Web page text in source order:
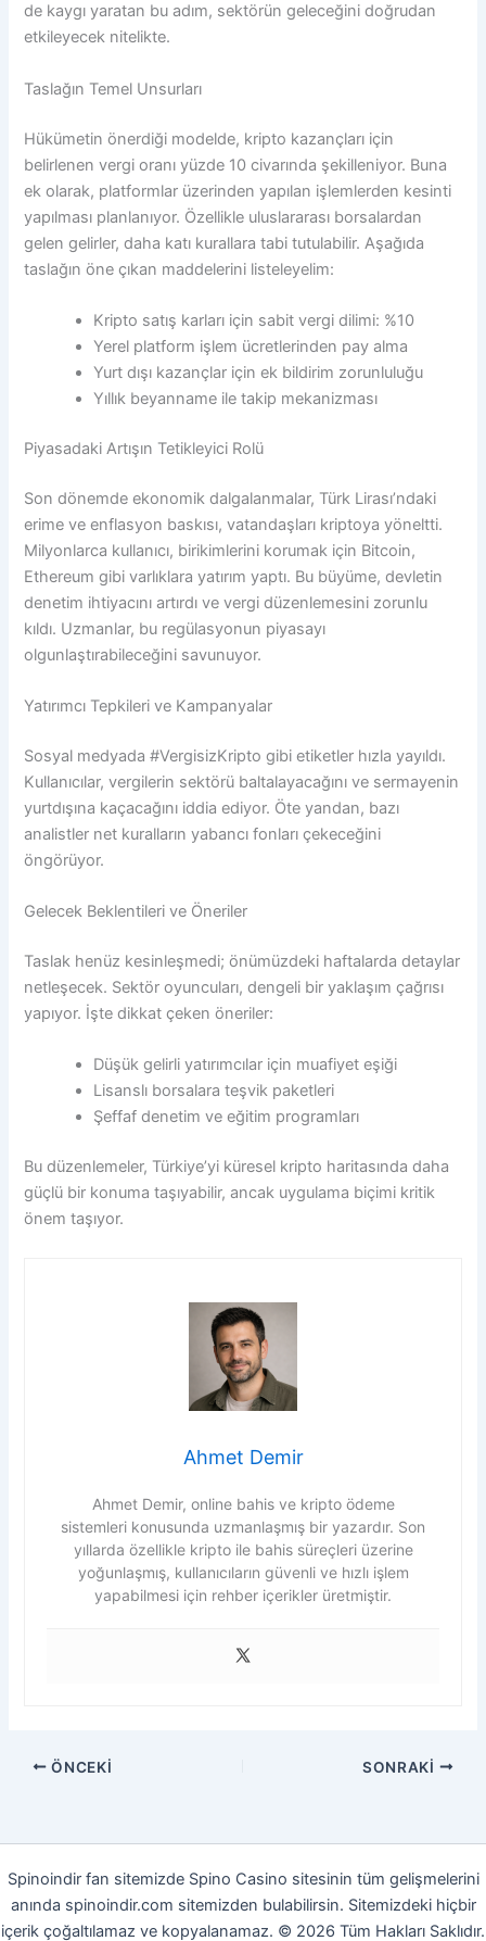
de kaygı yaratan bu adım, sektörün geleceğini doğrudan
etkileyecek nitelikte.
Taslağın Temel Unsurları
Hükümetin önerdiği modelde, kripto kazançları için
belirlenen vergi oranı yüzde 10 civarında şekilleniyor. Buna
ek olarak, platformlar üzerinden yapılan işlemlerden kesinti
yapılması planlanıyor. Özellikle uluslararası borsalardan
gelen gelirler, daha katı kurallara tabi tutulabilir. Aşağıda
taslağın öne çıkan maddelerini listeleyelim:
Kripto satış karları için sabit vergi dilimi: %10
Yerel platform işlem ücretlerinden pay alma
Yurt dışı kazançlar için ek bildirim zorunluluğu
Yıllık beyanname ile takip mekanizması
Piyasadaki Artışın Tetikleyici Rolü
Son dönemde ekonomik dalgalanmalar, Türk Lirası’ndaki
erime ve enflasyon baskısı, vatandaşları kriptoya yöneltti.
Milyonlarca kullanıcı, birikimlerini korumak için Bitcoin,
Ethereum gibi varlıklara yatırım yaptı. Bu büyüme, devletin
denetim ihtiyacını artırdı ve vergi düzenlemesini zorunlu
kıldı. Uzmanlar, bu regülasyonun piyasayı
olgunlaştırabileceğini savunuyor.
Yatırımcı Tepkileri ve Kampanyalar
Sosyal medyada #VergisizKripto gibi etiketler hızla yayıldı.
Kullanıcılar, vergilerin sektörü baltalayacağını ve sermayenin
yurtdışına kaçacağını iddia ediyor. Öte yandan, bazı
analistler net kuralların yabancı fonları çekeceğini
öngörüyor.
Gelecek Beklentileri ve Öneriler
Taslak henüz kesinleşmedi; önümüzdeki haftalarda detaylar
netleşecek. Sektör oyuncuları, dengeli bir yaklaşım çağrısı
yapıyor. İşte dikkat çeken öneriler:
Düşük gelirli yatırımcılar için muafiyet eşiği
Lisanslı borsalara teşvik paketleri
Şeffaf denetim ve eğitim programları
Bu düzenlemeler, Türkiye’yi küresel kripto haritasında daha
güçlü bir konuma taşıyabilir, ancak uygulama biçimi kritik
önem taşıyor.
Ahmet Demir
Ahmet Demir, online bahis ve kripto ödeme
sistemleri konusunda uzmanlaşmış bir yazardır. Son
yıllarda özellikle kripto ile bahis süreçleri üzerine
yoğunlaşmış, kullanıcıların güvenli ve hızlı işlem
yapabilmesi için rehber içerikler üretmiştir.
ÖNCEKI SONRAKI
Spinoindir fan sitemizde Spino Casino sitesinin tüm gelişmelerini
anında spinoindir.com sitemizden bulabilirsin. Sitemizdeki hiçbir
içerik çoğaltılamaz ve kopyalanamaz. © 2026 Tüm Hakları Saklıdır.